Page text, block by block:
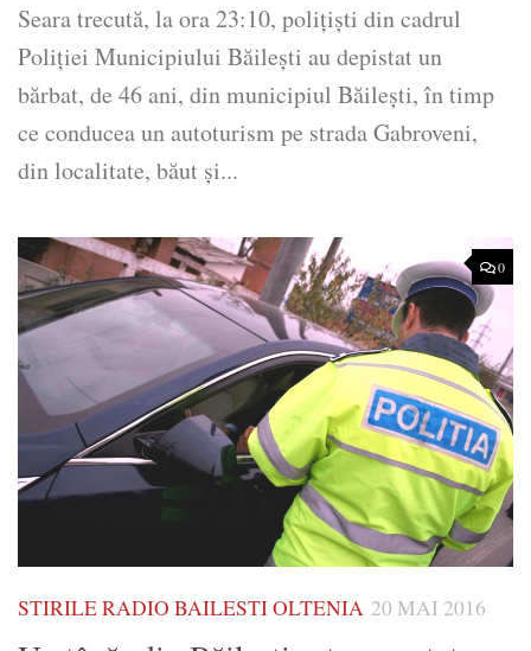
Seara trecută, la ora 23:10, polițiști din cadrul
Poliției Municipiului Băilești au depistat un
bărbat, de 46 ani, din municipiul Băilești, în timp
ce conducea un autoturism pe strada Gabroveni,
din localitate, băut și...
0
STIRILE RADIO BAILESTI OLTENIA 20 MAI 2016